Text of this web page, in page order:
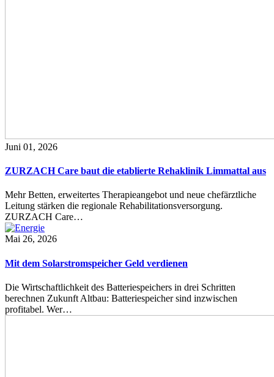
Juni 01, 2026
ZURZACH Care baut die etablierte Rehaklinik Limmattal aus
Mehr Betten, erweitertes Therapieangebot und neue chefärztliche
Leitung stärken die regionale Rehabilitationsversorgung.
ZURZACH Care…
Mai 26, 2026
Mit dem Solarstromspeicher Geld verdienen
Die Wirtschaftlichkeit des Batteriespeichers in drei Schritten
berechnen Zukunft Altbau: Batteriespeicher sind inzwischen
profitabel. Wer…